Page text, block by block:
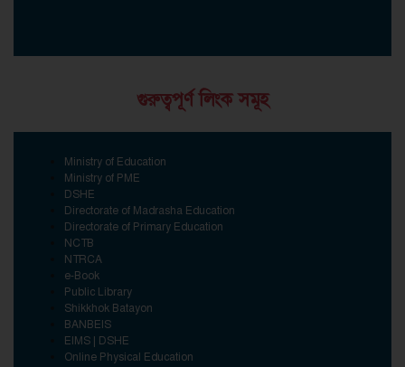
গুরুত্বপূর্ণ লিংক সমূহ
Ministry of Education
Ministry of PME
DSHE
Directorate of Madrasha Education
Directorate of Primary Education
NCTB
NTRCA
e-Book
Public Library
Shikkhok Batayon
BANBEIS
EIMS | DSHE
Online Physical Education